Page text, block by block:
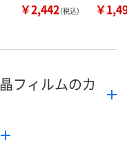
￥2,442（税込） ￥
フィルムのカ